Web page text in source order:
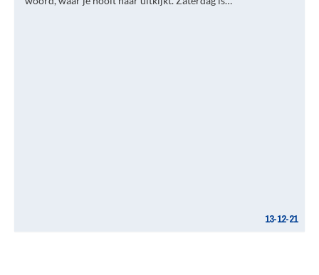
13-12-21